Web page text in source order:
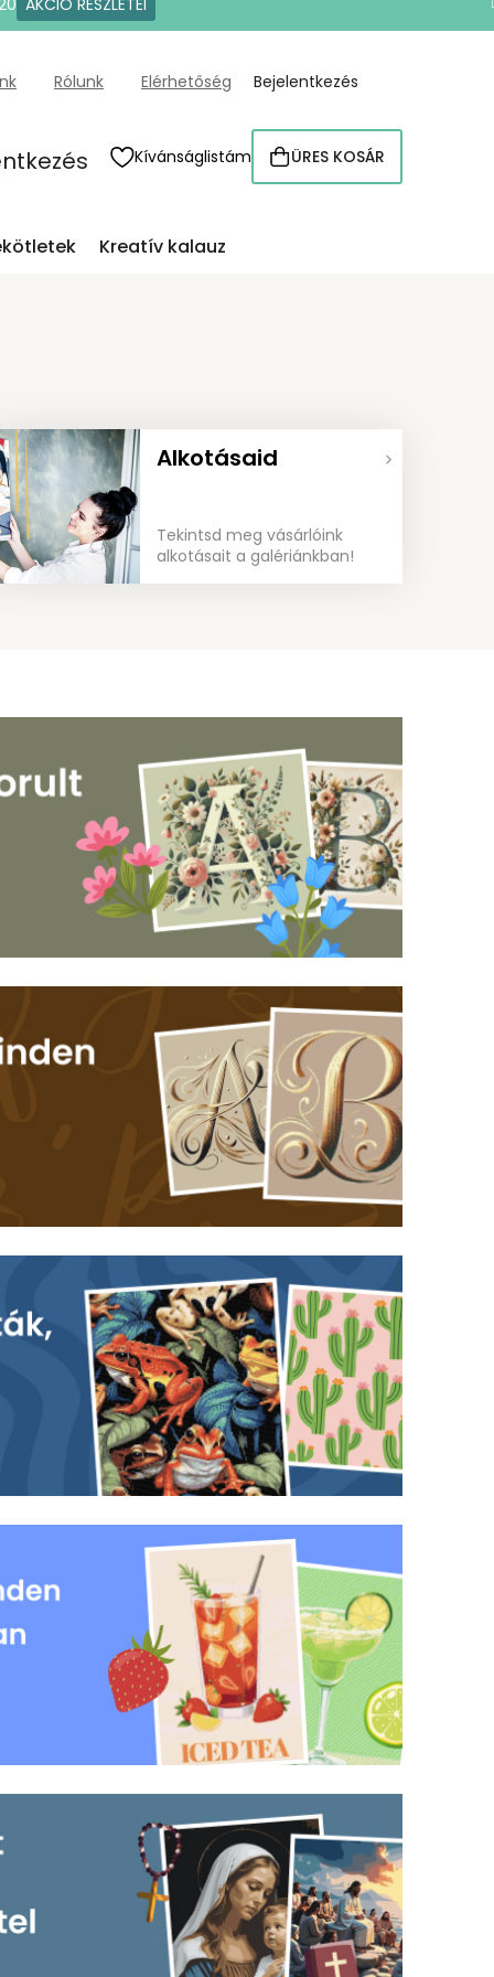
AKCIÓ RÉSZLETEI
Rólunk Elérhetőség Bejelentkezés
Kívánságlistám KOSÁR
ÜRES KOSÁR
Kreatív kalauz
Alkotásaid
Tekintsd meg vásárlóink
alkotásait a galériánkban!